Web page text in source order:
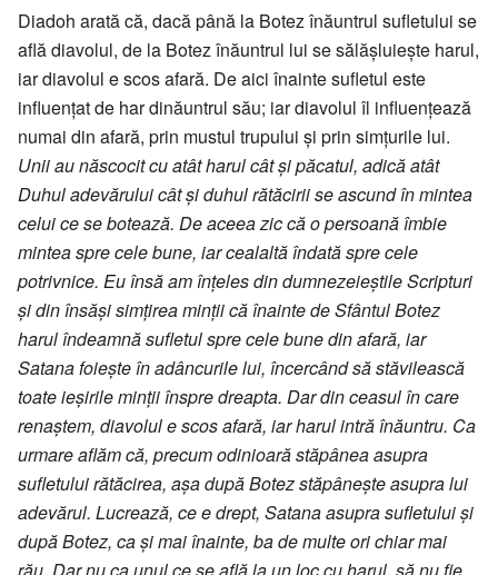
Diadoh arată că, dacă până la Botez înăuntrul sufletului se
află diavolul, de la Botez înăuntrul lui se sălășluiește harul,
iar diavolul e scos afară. De aici înainte sufletul este
influențat de har dinăuntrul său; iar diavolul îl influențează
numai din afară, prin mustul trupului și prin simțurile lui.
Unii au născocit cu atât harul cât și păcatul, adică atât
Duhul adevărului cât și duhul rătăcirii se ascund în mintea
celui ce se botează. De aceea zic că o persoană îmbie
mintea spre cele bune, iar cealaltă îndată spre cele
potrivnice. Eu însă am înțeles din dumnezeieștile Scripturi
și din însăși simțirea minții că înainte de Sfântul Botez
harul îndeamnă sufletul spre cele bune din afară, iar
Satana foiește în adâncurile lui, încercând să stăvilească
toate ieșirile minții înspre dreapta. Dar din ceasul în care
renaștem, diavolul e scos afară, iar harul intră înăuntru. Ca
urmare aflăm că, precum odinioară stăpânea asupra
sufletului rătăcirea, așa după Botez stăpânește asupra lui
adevărul. Lucrează, ce e drept, Satana asupra sufletului și
după Botez, ca și mai înainte, ba de multe ori chiar mai